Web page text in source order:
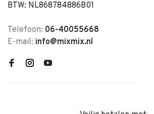
BTW: NL868784886B01
Telefoon: 06-40055668
E-mail: info@mixmix.nl